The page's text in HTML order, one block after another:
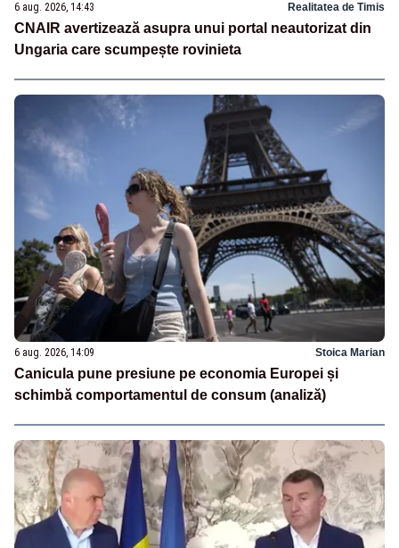
6 aug. 2026, 14:43 Realitatea de Timis
CNAIR avertizează asupra unui portal neautorizat din
Ungaria care scumpește rovinieta
6 aug. 2026, 14:09 Stoica Marian
Canicula pune presiune pe economia Europei și
schimbă comportamentul de consum (analiză)